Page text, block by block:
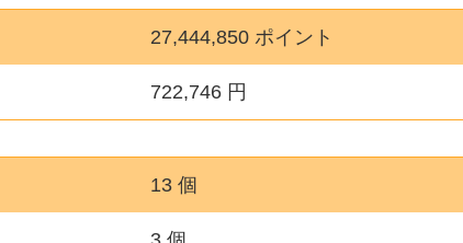
27,444,850 ポイント
722,746 円
13 個